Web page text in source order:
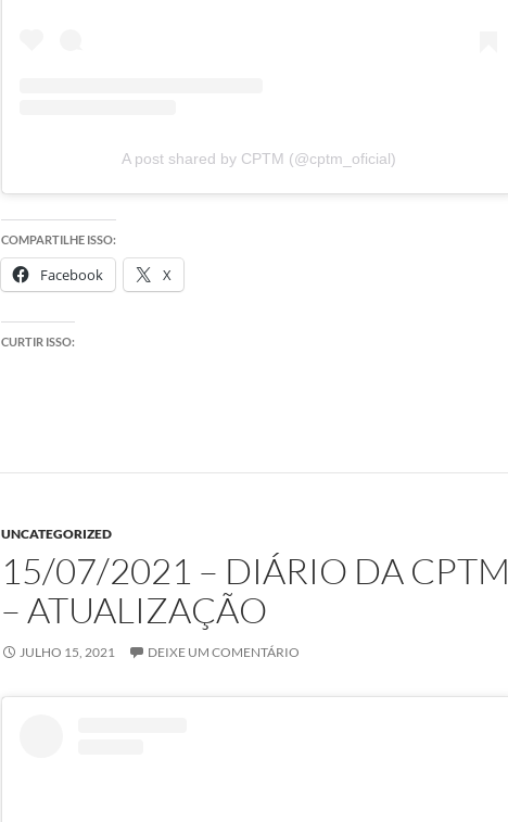
A post shared by CPTM (@cptm_oficial)
COMPARTILHE ISSO:
Facebook X
CURTIR ISSO:
UNCATEGORIZED
15/07/2021 – DIÁRIO DA CPTM
– ATUALIZAÇÃO
JULHO 15, 2021 DEIXE UM COMENTÁRIO